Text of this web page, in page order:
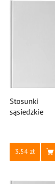
Stosunki
sąsiedzkie
3.54